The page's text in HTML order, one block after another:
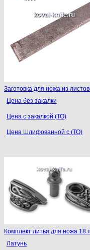
Заготовка для ножа из
Цена без закалки
Цена с закалкой (ТО)
Цена Шлифованной с (ТО)
Комплект литья для ножа 18
Латунь